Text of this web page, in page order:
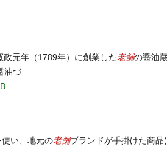
元年（1789年）に創業した老舗の醤油
油づ
い、地元の老舗ブランドが手掛けた商品